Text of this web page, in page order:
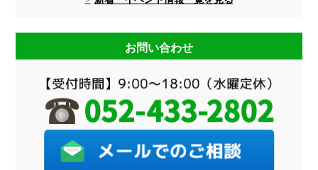
お問い合わせ